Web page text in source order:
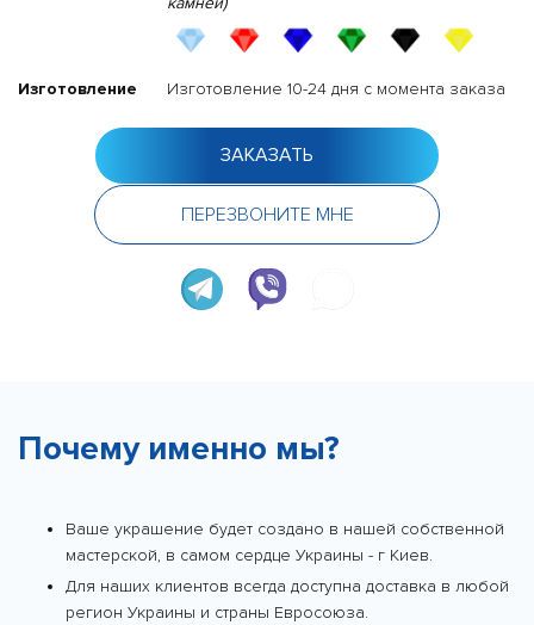
Изготовление Изготовление 10-24 дня с момента заказа
ЗАКАЗАТЬ
ПЕРЕЗВОНИТЕ МНЕ
Почему именно мы?
Ваше украшение будет создано в нашей собственной
мастерской, в самом сердце Украины - г Киев.
Для наших клиентов всегда доступна доставка в любой
регион Украины и страны Евросоюза.